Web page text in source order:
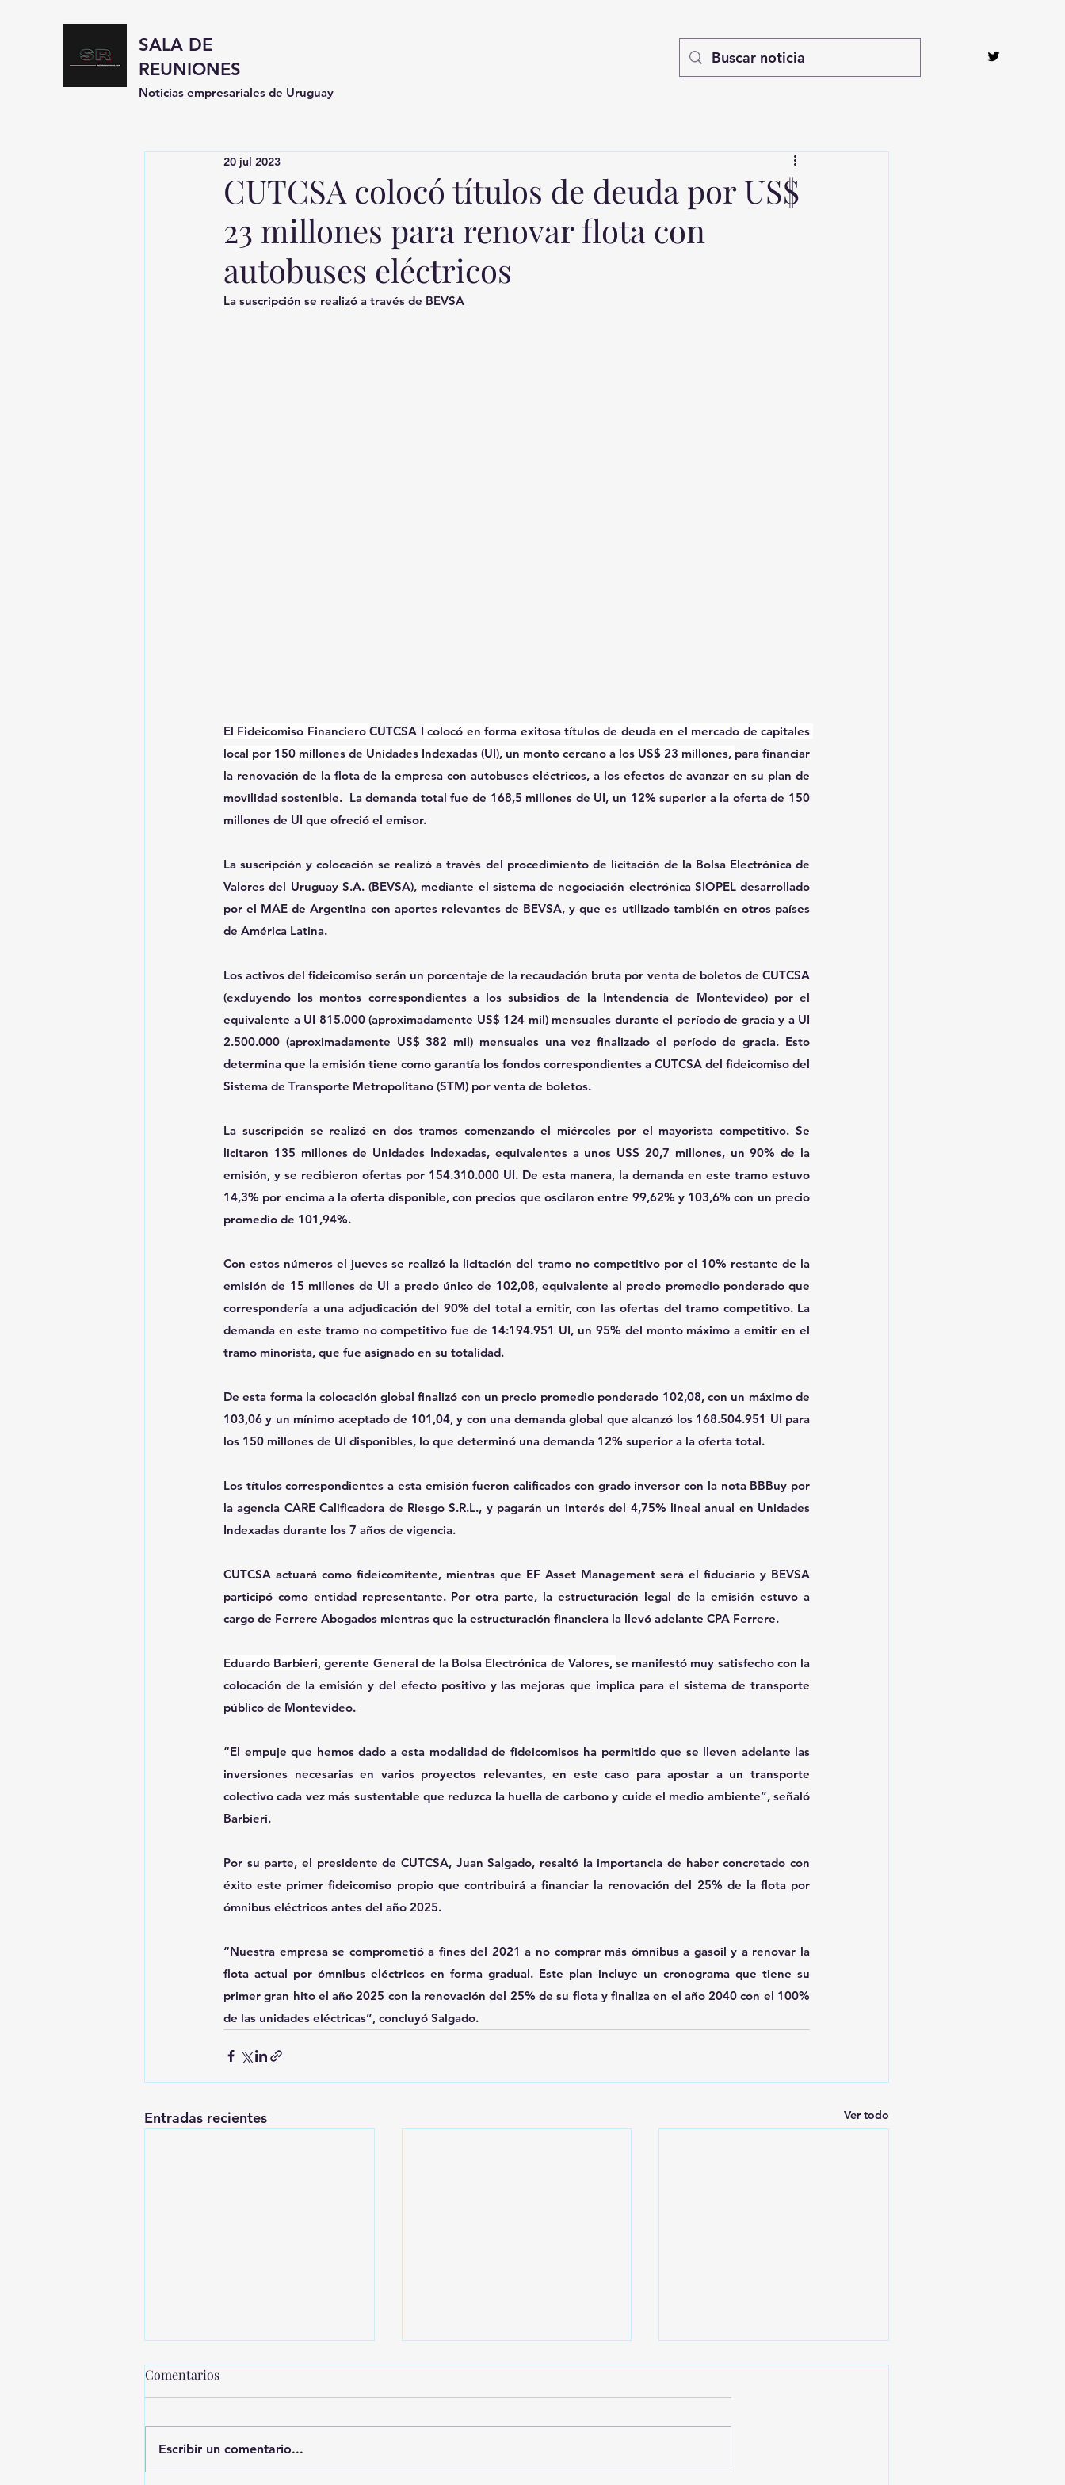
SALA DE
REUNIONES
Noticias empresariales de Uruguay
CUTCSA colocó títulos de deuda por US$
23 millones para renovar flota con
autobuses eléctricos
20 jul 2023
La suscripción se realizó a través de BEVSA
El Fideicomiso Financiero CUTCSA I colocó en forma exitosa títulos de deuda en el mercado de capitales
local por 150 millones de Unidades Indexadas (UI), un monto cercano a los US$ 23 millones, para financiar
la renovación de la flota de la empresa con autobuses eléctricos, a los efectos de avanzar en su plan de
movilidad sostenible.  La demanda total fue de 168,5 millones de UI, un 12% superior a la oferta de 150
millones de UI que ofreció el emisor.
La suscripción y colocación se realizó a través del procedimiento de licitación de la Bolsa Electrónica de
Valores del Uruguay S.A. (BEVSA), mediante el sistema de negociación electrónica SIOPEL desarrollado
por el MAE de Argentina con aportes relevantes de BEVSA, y que es utilizado también en otros países
de América Latina.
Los activos del fideicomiso serán un porcentaje de la recaudación bruta por venta de boletos de CUTCSA
(excluyendo los montos correspondientes a los subsidios de la Intendencia de Montevideo) por el
equivalente a UI 815.000 (aproximadamente US$ 124 mil) mensuales durante el período de gracia y a UI
2.500.000 (aproximadamente US$ 382 mil) mensuales una vez finalizado el período de gracia. Esto
determina que la emisión tiene como garantía los fondos correspondientes a CUTCSA del fideicomiso del
Sistema de Transporte Metropolitano (STM) por venta de boletos.
La suscripción se realizó en dos tramos comenzando el miércoles por el mayorista competitivo. Se
licitaron 135 millones de Unidades Indexadas, equivalentes a unos US$ 20,7 millones, un 90% de la
emisión, y se recibieron ofertas por 154.310.000 UI. De esta manera, la demanda en este tramo estuvo
14,3% por encima a la oferta disponible, con precios que oscilaron entre 99,62% y 103,6% con un precio
promedio de 101,94%.
Con estos números el jueves se realizó la licitación del tramo no competitivo por el 10% restante de la
emisión de 15 millones de UI a precio único de 102,08, equivalente al precio promedio ponderado que
correspondería a una adjudicación del 90% del total a emitir, con las ofertas del tramo competitivo. La
demanda en este tramo no competitivo fue de 14:194.951 UI, un 95% del monto máximo a emitir en el
tramo minorista, que fue asignado en su totalidad.
De esta forma la colocación global finalizó con un precio promedio ponderado 102,08, con un máximo de
103,06 y un mínimo aceptado de 101,04, y con una demanda global que alcanzó los 168.504.951 UI para
los 150 millones de UI disponibles, lo que determinó una demanda 12% superior a la oferta total.
Los títulos correspondientes a esta emisión fueron calificados con grado inversor con la nota BBBuy por
la agencia CARE Calificadora de Riesgo S.R.L., y pagarán un interés del 4,75% lineal anual en Unidades
Indexadas durante los 7 años de vigencia.
CUTCSA actuará como fideicomitente, mientras que EF Asset Management será el fiduciario y BEVSA
participó como entidad representante. Por otra parte, la estructuración legal de la emisión estuvo a
cargo de Ferrere Abogados mientras que la estructuración financiera la llevó adelante CPA Ferrere.
Eduardo Barbieri, gerente General de la Bolsa Electrónica de Valores, se manifestó muy satisfecho con la
colocación de la emisión y del efecto positivo y las mejoras que implica para el sistema de transporte
público de Montevideo.
“El empuje que hemos dado a esta modalidad de fideicomisos ha permitido que se lleven adelante las
inversiones necesarias en varios proyectos relevantes, en este caso para apostar a un transporte
colectivo cada vez más sustentable que reduzca la huella de carbono y cuide el medio ambiente”, señaló
Barbieri.
Por su parte, el presidente de CUTCSA, Juan Salgado, resaltó la importancia de haber concretado con
éxito este primer fideicomiso propio que contribuirá a financiar la renovación del 25% de la flota por
ómnibus eléctricos antes del año 2025.
“Nuestra empresa se comprometió a fines del 2021 a no comprar más ómnibus a gasoil y a renovar la
flota actual por ómnibus eléctricos en forma gradual. Este plan incluye un cronograma que tiene su
primer gran hito el año 2025 con la renovación del 25% de su flota y finaliza en el año 2040 con el 100%
de las unidades eléctricas”, concluyó Salgado.
Entradas recientes Ver todo
Comentarios
Escribir un comentario...